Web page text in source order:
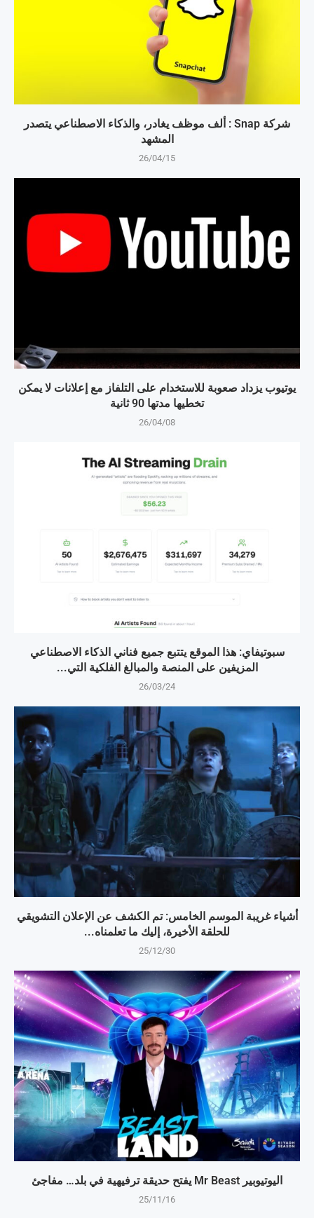
شركة Snap : ألف موظف يغادر، والذكاء الاصطناعي يتصدر
المشهد
26/04/15
يوتيوب يزداد صعوبة للاستخدام على التلفاز مع إعلانات لا يمكن
تخطيها مدتها 90 ثانية
26/04/08
سبوتيفاي: هذا الموقع يتتبع جميع فناني الذكاء الاصطناعي
المزيفين على المنصة والمبالغ الفلكية التي...
26/03/24
أشياء غريبة الموسم الخامس: تم الكشف عن الإعلان التشويقي
للحلقة الأخيرة، إليك ما تعلمناه...
25/12/30
اليوتيوبير Mr Beast يفتح حديقة ترفيهية في بلد… مفاجئ
25/11/16